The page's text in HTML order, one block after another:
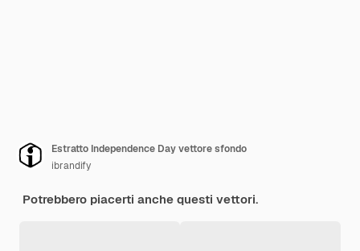
Estratto Independence Day vettore sfondo
ibrandify
Potrebbero piacerti anche questi vettori.